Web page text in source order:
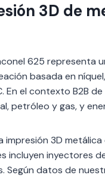
3D de
625 representa
basada en
En el contexto B2B
petróleo y gas, y
impresión 3D
incluyen inyectores
datos de